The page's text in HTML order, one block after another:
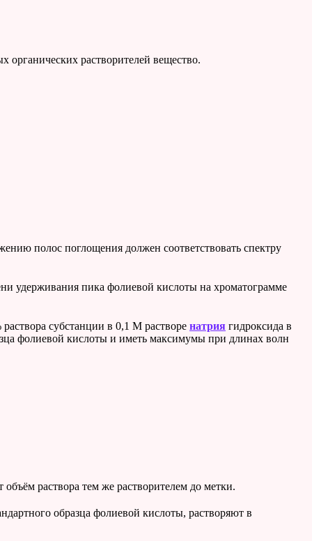
органических растворителей вещество.
полос поглощения должен соответствовать спектру
удерживания пика фолиевой кислоты на хроматограмме
субстанции в 0,1 М растворе натрия гидроксида в
фолиевой кислоты и иметь максимумы при длинах волн
раствора тем же растворителем до метки.
образца фолиевой кислоты, растворяют в